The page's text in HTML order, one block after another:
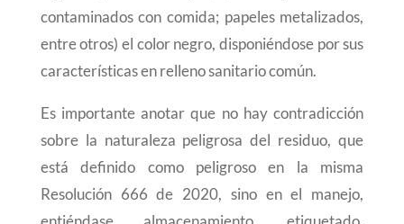
contaminados con comida; papeles metalizados,
entre otros) el color negro, disponiéndose por sus
características en relleno sanitario común.
Es importante anotar que no hay contradicción
sobre la naturaleza peligrosa del residuo, que
está definido como peligroso en la misma
Resolución 666 de 2020, sino en el manejo,